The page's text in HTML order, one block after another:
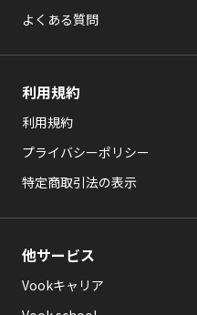
よくある質問
利用規約
利用規約
プライバシーポリシー
特定商取引法の表示
他サービス
Vookキャリア